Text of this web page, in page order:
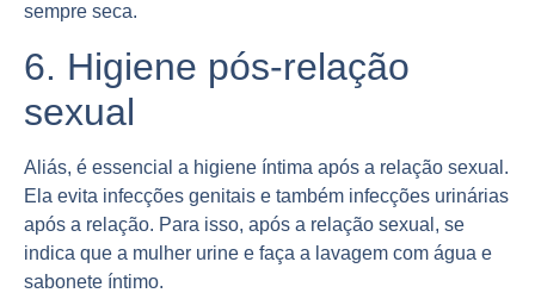
sempre seca.
6. Higiene pós-relação
sexual
Aliás, é essencial a higiene íntima após a relação sexual.
Ela evita infecções genitais e também infecções urinárias
após a relação. Para isso, após a relação sexual, se
indica que a mulher urine e faça a lavagem com água e
sabonete íntimo.